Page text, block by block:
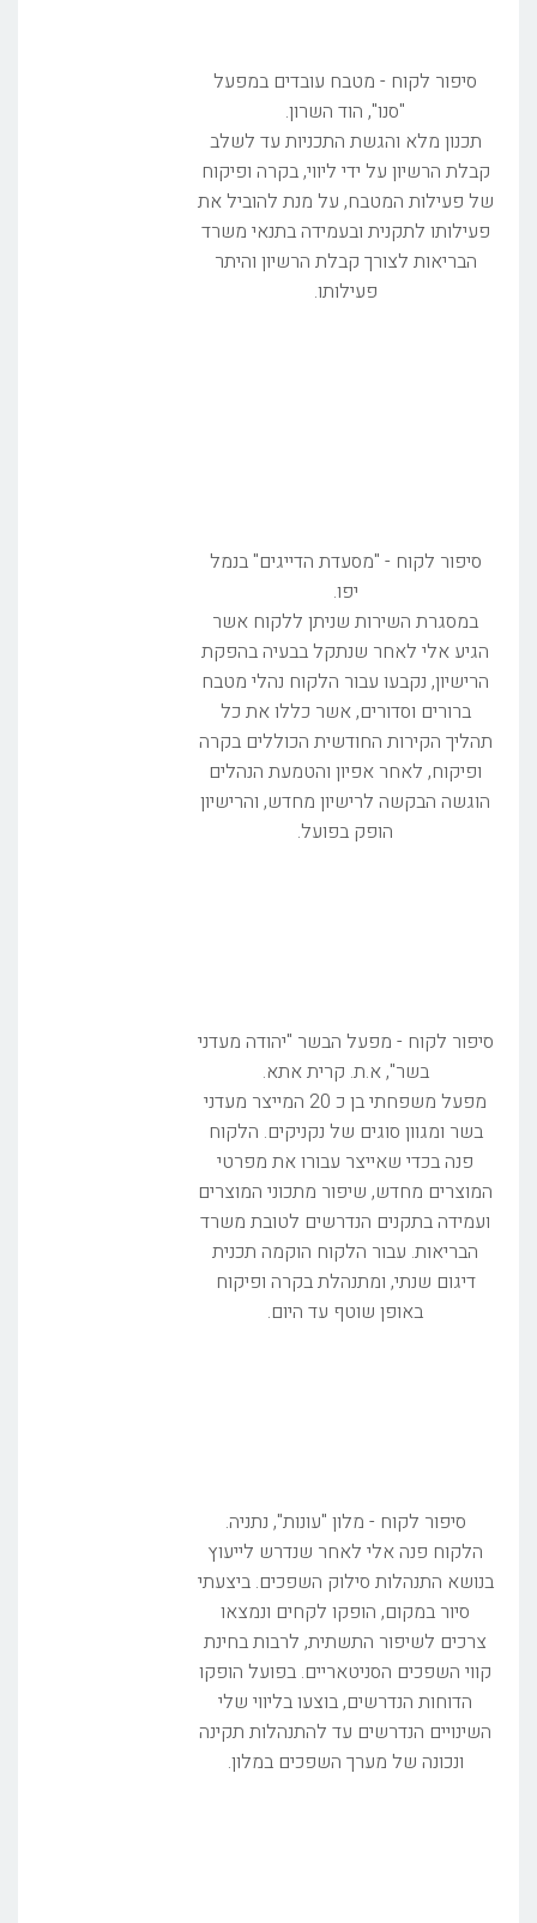
סיפור לקוח - מטבח עובדים במפעל
"סנו", הוד השרון.
תכנון מלא והגשת התכניות עד לשלב
קבלת הרשיון על ידי ליווי, בקרה ופיקוח
של פעילות המטבח, על מנת להוביל את
פעילותו לתקנית ובעמידה בתנאי משרד
הבריאות לצורך קבלת הרשיון והיתר
פעילותו.
סיפור לקוח - "מסעדת הדייגים" בנמל
יפו.
במסגרת השירות שניתן ללקוח אשר
הגיע אלי לאחר שנתקל בבעיה בהפקת
הרישיון, נקבעו עבור הלקוח נהלי מטבח
ברורים וסדורים, אשר כללו את כל
תהליך הקירות החודשית הכוללים בקרה
ופיקוח, לאחר אפיון והטמעת הנהלים
הוגשה הבקשה לרישיון מחדש, והרישיון
הופק בפועל.
סיפור לקוח - מפעל הבשר "יהודה מעדני
בשר", א.ת. קרית אתא.
מפעל משפחתי בן כ 20 המייצר מעדני
בשר ומגוון סוגים של נקניקים. הלקוח
פנה בכדי שאייצר עבורו את מפרטי
המוצרים מחדש, שיפור מתכוני המוצרים
ועמידה בתקנים הנדרשים לטובת משרד
הבריאות. עבור הלקוח הוקמה תכנית
דיגום שנתי, ומתנהלת בקרה ופיקוח
באופן שוטף עד היום.
סיפור לקוח - מלון "עונות", נתניה.
הלקוח פנה אלי לאחר שנדרש לייעוץ
בנושא התנהלות סילוק השפכים. ביצעתי
סיור במקום, הופקו לקחים ונמצאו
צרכים לשיפור התשתית, לרבות בחינת
קווי השפכים הסניטאריים. בפועל הופקו
הדוחות הנדרשים, בוצעו בליווי שלי
השינויים הנדרשים עד להתנהלות תקינה
ונכונה של מערך השפכים במלון.